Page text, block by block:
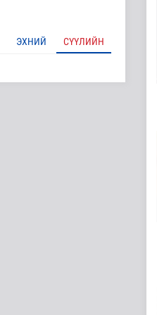
ЭХНИЙ СҮҮЛИЙН